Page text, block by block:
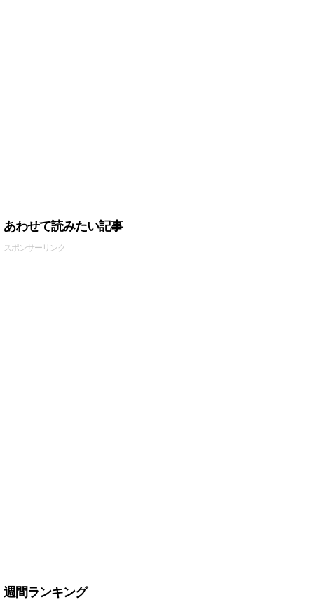
あわせて読みたい記事
スポンサーリンク
週間ランキング